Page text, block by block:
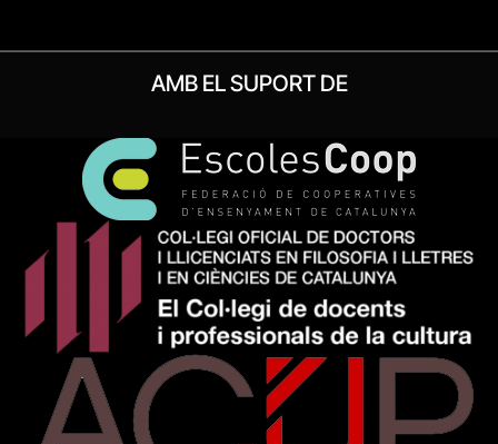
AMB EL SUPORT DE